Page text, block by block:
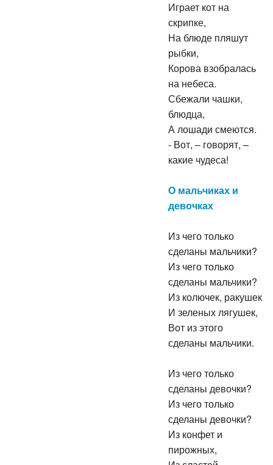
Играет кот на
скрипке,
На блюде пляшут
рыбки,
Корова взобралась
на небеса.
Сбежали чашки,
блюдца,
А лошади смеются.
- Вот, – говорят, –
какие чудеса!
О мальчиках и
девочках
Из чего только
сделаны мальчики?
Из чего только
сделаны мальчики?
Из колючек, ракушек
И зеленых лягушек,
Вот из этого
сделаны мальчики.
Из чего только
сделаны девочки?
Из чего только
сделаны девочки?
Из конфет и
пирожных,